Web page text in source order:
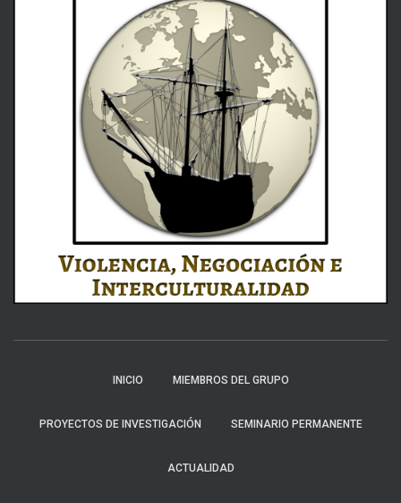
INICIO MIEMBROS DEL GRUPO
PROYECTOS DE INVESTIGACIÓN SEMINARIO PERMANENTE
ACTUALIDAD